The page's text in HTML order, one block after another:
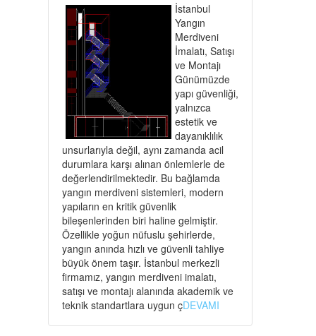
İstanbul
Yangın
Merdiveni
İmalatı, Satışı
ve Montajı
Günümüzde
yapı güvenliği,
yalnızca
estetik ve
dayanıklılık
unsurlarıyla değil, aynı zamanda acil
durumlara karşı alınan önlemlerle de
değerlendirilmektedir. Bu bağlamda
yangın merdiveni sistemleri, modern
yapıların en kritik güvenlik
bileşenlerinden biri haline gelmiştir.
Özellikle yoğun nüfuslu şehirlerde,
yangın anında hızlı ve güvenli tahliye
büyük önem taşır. İstanbul merkezli
firmamız, yangın merdiveni imalatı,
satışı ve montajı alanında akademik ve
teknik standartlara uygun çDEVAMI